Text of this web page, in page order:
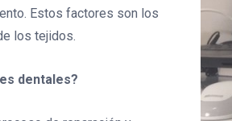
Estos factores son los
los tejidos.
dentales?